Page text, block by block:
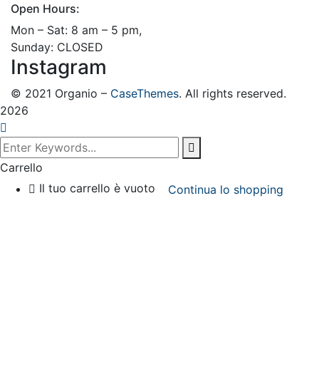
Open Hours:
Mon – Sat: 8 am – 5 pm,
Sunday: CLOSED
Instagram
© 2021 Organio – CaseThemes. All rights reserved.
2026
Carrello
Il tuo carrello è vuoto
Continua lo shopping